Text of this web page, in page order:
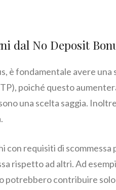
dal No Deposit
è fondamentale avere
poiché questo
una scelta saggia.
con requisiti di
rispetto ad altri. Ad
potrebbero contribuire solo